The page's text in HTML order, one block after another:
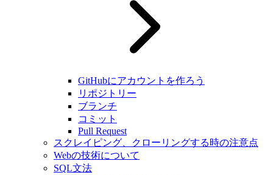
GitHubにアカウントを作ろう
リポジトリー
ブランチ
コミット
Pull Request
スクレイピング、クローリングする時の注意点
Webの技術について
SQL文法